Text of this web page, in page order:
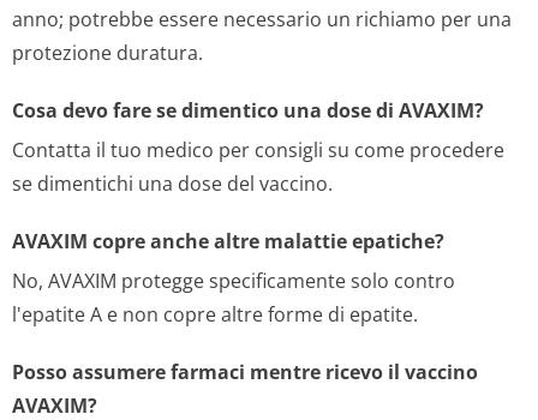
anno; potrebbe essere necessario un richiamo per una
protezione duratura.
Cosa devo fare se dimentico una dose di AVAXIM?
Contatta il tuo medico per consigli su come procedere
se dimentichi una dose del vaccino.
AVAXIM copre anche altre malattie epatiche?
No, AVAXIM protegge specificamente solo contro
l'epatite A e non copre altre forme di epatite.
Posso assumere farmaci mentre ricevo il vaccino
AVAXIM?